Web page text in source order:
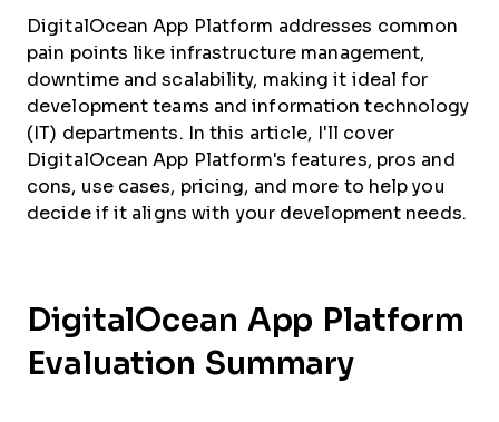
DigitalOcean App Platform addresses common
pain points like infrastructure management,
downtime and scalability, making it ideal for
development teams and information technology
(IT) departments. In this article, I'll cover
DigitalOcean App Platform's features, pros and
cons, use cases, pricing, and more to help you
decide if it aligns with your development needs.
DigitalOcean App Platform
Evaluation Summary